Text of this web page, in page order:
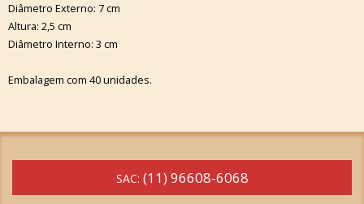
Diâmetro Externo: 7 cm
Altura: 2,5 cm
Diâmetro Interno: 3 cm
Embalagem com 40 unidades.
SAC: (11) 96608-6068